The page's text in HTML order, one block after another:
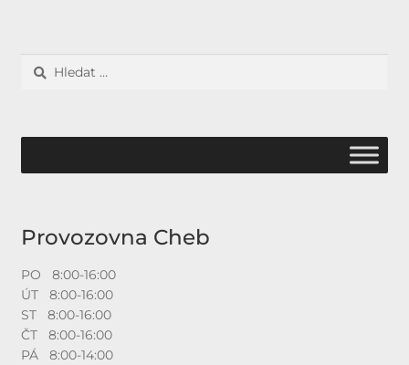
Vyhledávání
Provozovna Cheb
PO 8:00-16:00
ÚT 8:00-16:00
ST 8:00-16:00
ČT 8:00-16:00
PÁ 8:00-14:00